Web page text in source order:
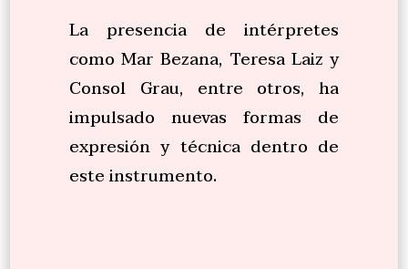
La presencia de intérpretes
como Mar Bezana, Teresa Laiz y
Consol Grau, entre otros, ha
impulsado nuevas formas de
expresión y técnica dentro de
este instrumento.